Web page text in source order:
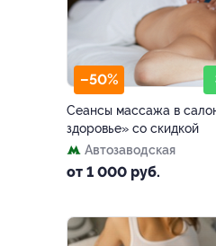
–50%
Сеансы массажа в
здоровье» со скидкой
Автозаводская
от 1 000 руб.